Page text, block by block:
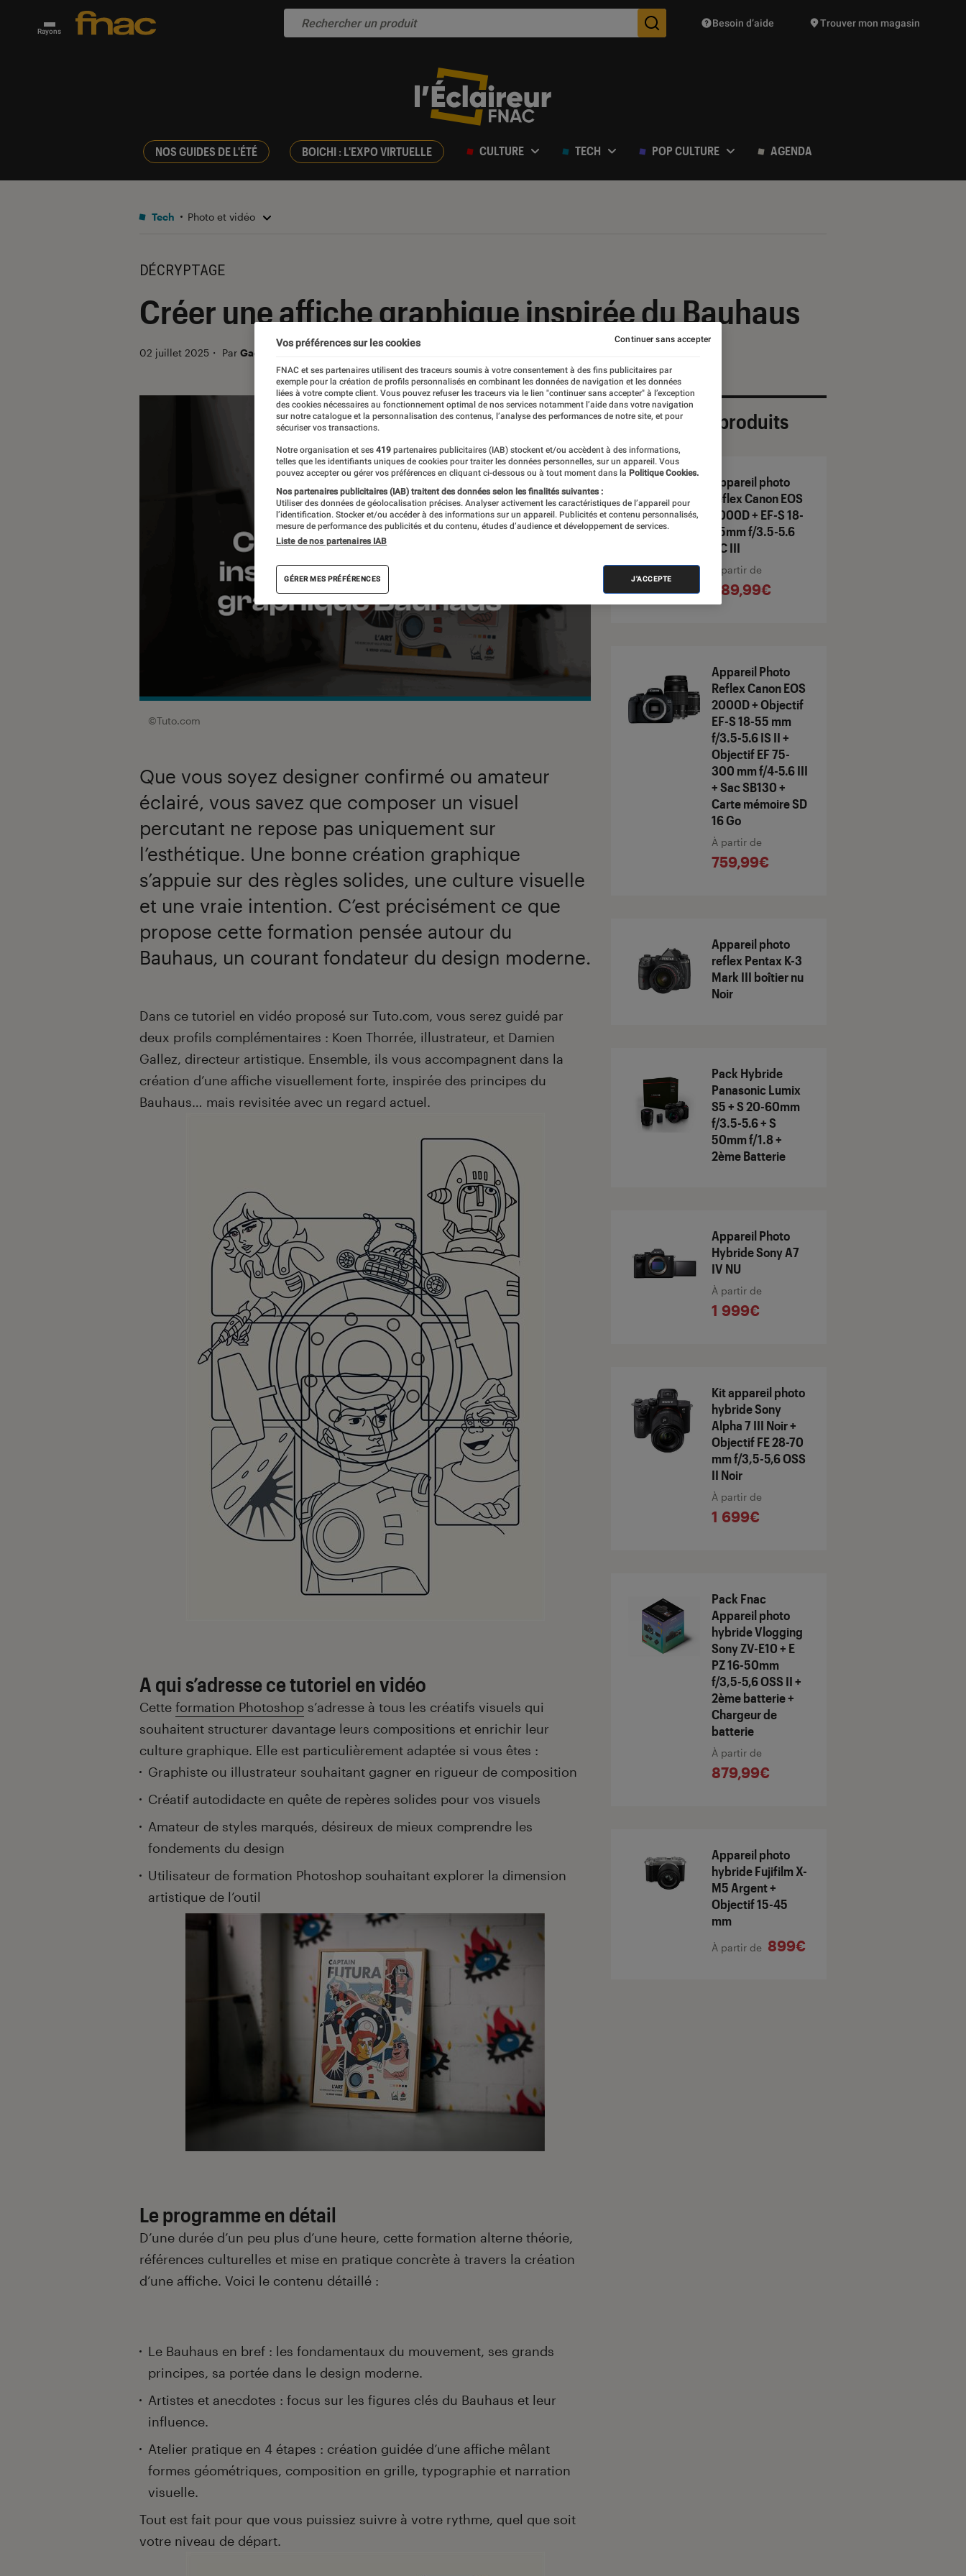
Rayons Des suggestions de produits vont vous être proposées
Besoin d’aide Trouver mon magasin
NOS GUIDES DE L'ÉTÉ BOICHI : L'EXPO VIRTUELLE CULTURE TECH POP CULTURE AGENDA
Tech Photo et vidéo
DÉCRYPTAGE
Créer une affiche graphique inspirée du Bauhaus
02 juillet 2025 ・ Par Gaëlle
©Tuto.com
Que vous soyez designer confirmé ou amateur
éclairé, vous savez que composer un visuel
percutant ne repose pas uniquement sur
l’esthétique. Une bonne création graphique
s’appuie sur des règles solides, une culture visuelle
et une vraie intention. C’est précisément ce que
propose cette formation pensée autour du
Bauhaus, un courant fondateur du design moderne.
Introduction
Dans ce tutoriel en vidéo proposé sur Tuto.com, vous serez guidé par
deux profils complémentaires : Koen Thorrée, illustrateur, et Damien
Gallez, directeur artistique. Ensemble, ils vous accompagnent dans la
création d’une affiche visuellement forte, inspirée des principes du
Bauhaus… mais revisitée avec un regard actuel.
A qui s’adresse ce tutoriel en vidéo
Cette formation Photoshop s’adresse à tous les créatifs visuels qui
souhaitent structurer davantage leurs compositions et enrichir leur
culture graphique. Elle est particulièrement adaptée si vous êtes :
Graphiste ou illustrateur souhaitant gagner en rigueur de composition
Créatif autodidacte en quête de repères solides pour vos visuels
Amateur de styles marqués, désireux de mieux comprendre les
fondements du design
Utilisateur de formation Photoshop souhaitant explorer la dimension
artistique de l’outil
Le programme en détail
D’une durée d’un peu plus d’une heure, cette formation alterne théorie,
références culturelles et mise en pratique concrète à travers la création
d’une affiche. Voici le contenu détaillé :
Le Bauhaus en bref : les fondamentaux du mouvement, ses grands
principes, sa portée dans le design moderne.
Artistes et anecdotes : focus sur les figures clés du Bauhaus et leur
influence.
Atelier pratique en 4 étapes : création guidée d’une affiche mêlant
formes géométriques, composition en grille, typographie et narration
visuelle.
Tout est fait pour que vous puissiez suivre à votre rythme, quel que soit
votre niveau de départ.
Sélection de produits
Appareil photo
reflex Canon EOS
2000D + EF-S 18-
55mm f/3.5-5.6
DC III
À partir de
489,99€
Appareil Photo
Reflex Canon EOS
2000D + Objectif
EF-S 18-55 mm
f/3.5-5.6 IS II +
Objectif EF 75-
300 mm f/4-5.6 III
+ Sac SB130 +
Carte mémoire SD
16 Go
À partir de
759,99€
Appareil photo
reflex Pentax K-3
Mark III boîtier nu
Noir
Pack Hybride
Panasonic Lumix
S5 + S 20-60mm
f/3.5-5.6 + S
50mm f/1.8 +
2ème Batterie
Appareil Photo
Hybride Sony A7
IV NU
À partir de
1 999€
Kit appareil photo
hybride Sony
Alpha 7 III Noir +
Objectif FE 28-70
mm f/3,5-5,6 OSS
II Noir
À partir de
1 699€
Pack Fnac
Appareil photo
hybride Vlogging
Sony ZV-E10 + E
PZ 16-50mm
f/3,5-5,6 OSS II +
2ème batterie +
Chargeur de
batterie
À partir de
879,99€
Appareil photo
hybride Fujifilm X-
M5 Argent +
Objectif 15-45
mm
À partir de 899€
Vos préférences sur les cookies
FNAC et ses partenaires utilisent des traceurs soumis à votre consentement à des fins publicitaires par
exemple pour la création de profils personnalisés en combinant les données de navigation et les données
liées à votre compte client. Vous pouvez refuser les traceurs via le lien "continuer sans accepter" à l’exception
des cookies nécessaires au fonctionnement optimal de nos services notamment l’aide dans votre navigation
sur notre catalogue et la personnalisation des contenus, l’analyse des performances de notre site, et pour
sécuriser vos transactions.
Notre organisation et ses 419 partenaires publicitaires (IAB) stockent et/ou accèdent à des informations,
telles que les identifiants uniques de cookies pour traiter les données personnelles, sur un appareil. Vous
pouvez accepter ou gérer vos préférences en cliquant ci-dessous ou à tout moment dans la Politique Cookies.
Nos partenaires publicitaires (IAB) traitent des données selon les finalités suivantes :
Utiliser des données de géolocalisation précises. Analyser activement les caractéristiques de l’appareil pour
l’identification. Stocker et/ou accéder à des informations sur un appareil. Publicités et contenu personnalisés,
mesure de performance des publicités et du contenu, études d’audience et développement de services.
Liste de nos partenaires IAB
GÉRER MES PRÉFÉRENCES J'ACCEPTE
Continuer sans accepter